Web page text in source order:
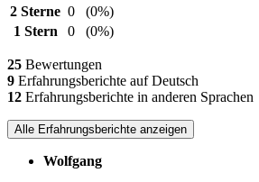
2 Sterne 0
(0%)
1 Stern
0 (0%)
25 Bewertungen
9 Erfahrungsberichte auf Deutsch
12 Erfahrungsberichte in anderen Sprachen
Alle Erfahrungsberichte anzeigen
Wolfgang